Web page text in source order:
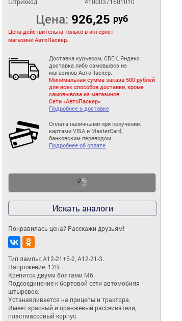
Штрихкод
41000371601010
Цена: 926,25 руб
Цена действительна только в интернет-
магазине АвтоПаскер.
Доставка курьером, CDEK, Яндекс
доставка либо самовывоз из
магазинов АвтоПаскер.
Минимальная сумма заказа 500 рублей
для всех способов доставки, кроме
самовывоза из магазинов
Сети «АвтоПаскер».
Подробнее о доставке
Оплата наличными при получении,
картами VISA и MasterCard,
банковским переводом.
Подробнее об оплате
Искать аналоги
Понравилась цена? Расскажи друзьям!
Тип лампы: А12-21+5-2, А12-21-3.
Напряжение: 12В.
Крепится двумя болтами М6.
Подсоединение к бортовой сети автомобиля
штыревое.
Устанавливается на прицепы и трактора.
Имеет красный и оранжевый рассеиватели,
пластмассовый корпус.